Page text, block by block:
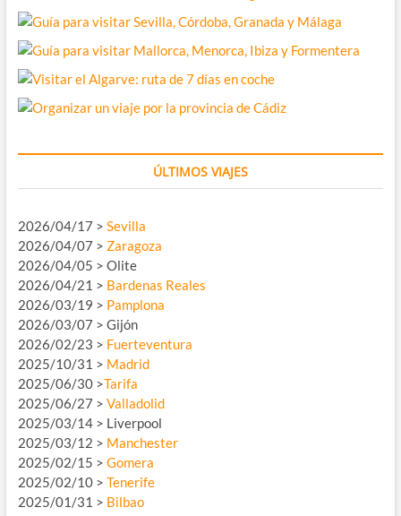
ÚLTIMOS VIAJES
2026/04/17 > Sevilla
2026/04/07 > Zaragoza
2026/04/05 > Olite
2026/04/21 > Bardenas Reales
2026/03/19 > Pamplona
2026/03/07 > Gijón
2026/02/23 > Fuerteventura
2025/10/31 > Madrid
2025/06/30 >Tarifa
2025/06/27 > Valladolid
2025/03/14 > Liverpool
2025/03/12 > Manchester
2025/02/15 > Gomera
2025/02/10 > Tenerife
2025/01/31 > Bilbao